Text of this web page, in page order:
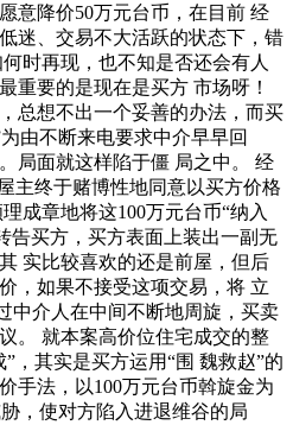
意降价50万元台币，在目前 经
迷、交易不大活跃的状态下，错
时再现，也不知是否还会有人
重要的是现在是买方 市场呀！
总想不出一个妥善的办法，而买
由不断来电要求中介早早回
局面就这样陷于僵 局之中。 经
主终于赌博性地同意以买方价格
成章地将这100万元台币“纳入
告买方，买方表面上装出一副无
实比较喜欢的还是前屋，但后
，如果不接受这项交易，将 立
中介人在中间不断地周旋，买卖
。 就本案高价位住宅成交的整
，其实是买方运用“围 魏救赵”的
手法，以100万元台币斡旋金为
，使对方陷入进退维谷的局